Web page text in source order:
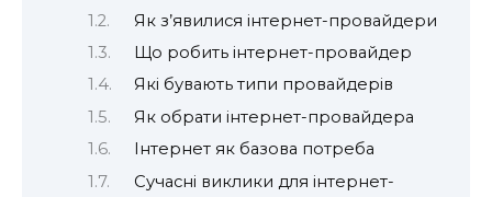
Як з’явилися інтернет-провайдери
Що робить інтернет-провайдер
Які бувають типи провайдерів
Як обрати інтернет-провайдера
Інтернет як базова потреба
Сучасні виклики для інтернет-